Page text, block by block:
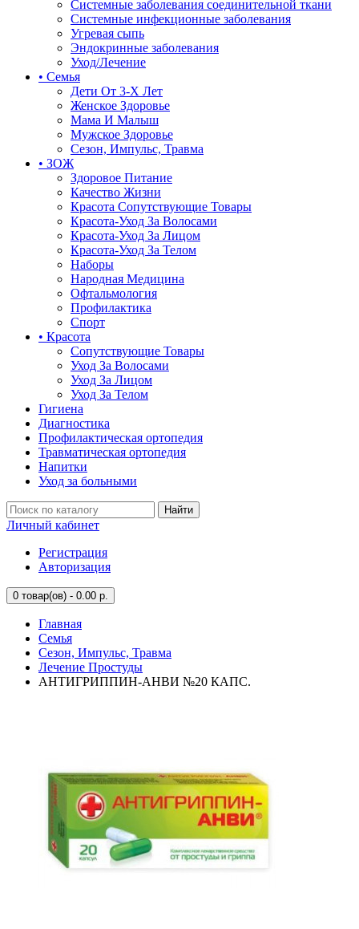
Системные заболевания соединительной ткани
Системные инфекционные заболевания
Угревая сыпь
Эндокринные заболевания
Уход/Лечение
• Семья
Дети От 3-Х Лет
Женское Здоровье
Мама И Малыш
Мужское Здоровье
Сезон, Импульс, Травма
• ЗОЖ
Здоровое Питание
Качество Жизни
Красота Сопутствующие Товары
Красота-Уход За Волосами
Красота-Уход За Лицом
Красота-Уход За Телом
Наборы
Народная Медицина
Офтальмология
Профилактика
Спорт
• Красота
Сопутствующие Товары
Уход За Волосами
Уход За Лицом
Уход За Телом
Гигиена
Диагностика
Профилактическая ортопедия
Травматическая ортопедия
Напитки
Уход за больными
Найти
Личный кабинет
Регистрация
Авторизация
0 товар(ов) - 0.00 р.
Главная
Семья
Сезон, Импульс, Травма
Лечение Простуды
АНТИГРИППИН-АНВИ №20 КАПС.